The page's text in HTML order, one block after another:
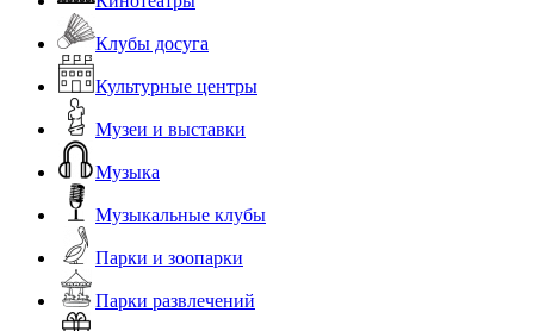
Клубы досуга
Культурные центры
Музеи и выставки
Музыка
Музыкальные клубы
Парки и зоопарки
Парки развлечений